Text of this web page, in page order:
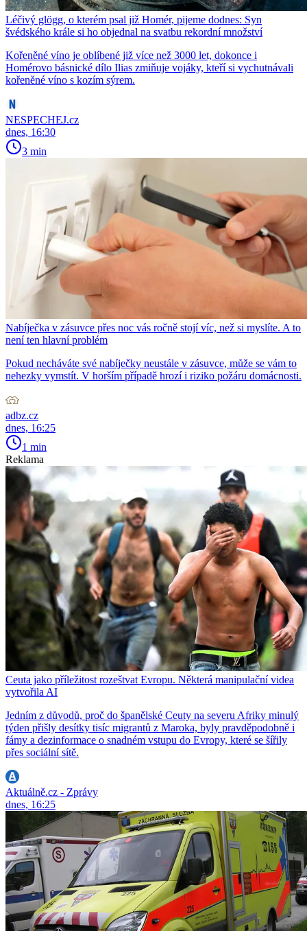
Léčivý glögg, o kterém psal již Homér, pijeme dodnes: Syn
švédského krále si ho objednal na svatbu rekordní množství
Kořeněné víno je oblíbené již více než 3000 let, dokonce i
Homérovo básnické dílo Ilias zmiňuje vojáky, kteří si vychutnávali
kořeněné víno s kozím sýrem.
NESPECHEJ.cz
dnes, 16:30
3 min
Nabíječka v zásuvce přes noc vás ročně stojí víc, než si myslíte. A to
není ten hlavní problém
Pokud necháváte své nabíječky neustále v zásuvce, může se vám to
nehezky vymstít. V horším případě hrozí i riziko požáru domácnosti.
adbz.cz
dnes, 16:25
1 min
Reklama
Ceuta jako příležitost rozeštvat Evropu. Některá manipulační videa
vytvořila AI
Jedním z důvodů, proč do španělské Ceuty na severu Afriky minulý
týden přišly desítky tisíc migrantů z Maroka, byly pravděpodobně i
fámy a dezinformace o snadném vstupu do Evropy, které se šířily
přes sociální sítě.
Aktuálně.cz - Zprávy
dnes, 16:25